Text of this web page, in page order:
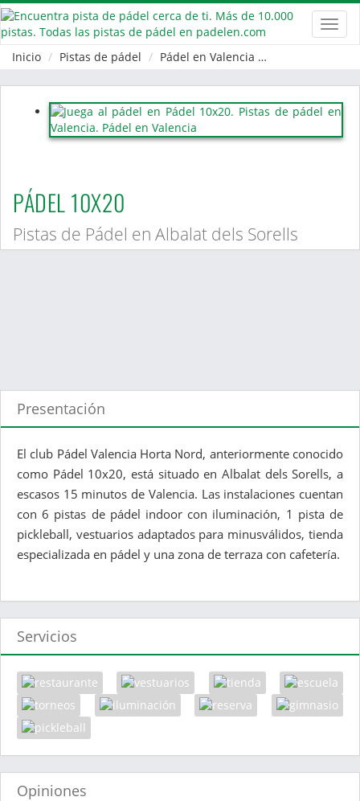
Inicio
Pistas de pádel Pádel en Valencia
PÁDEL 10X20
Pistas de Pádel en Albalat dels Sorells
Presentación
El club Pádel Valencia Horta Nord, anteriormente conocido
como Pádel 10x20, está situado en Albalat dels Sorells, a
escasos 15 minutos de Valencia. Las instalaciones cuentan
con 6 pistas de pádel indoor con iluminación, 1 pista de
pickleball, vestuarios adaptados para minusválidos, tienda
especializada en pádel y una zona de terraza con cafetería.
Servicios
Opiniones